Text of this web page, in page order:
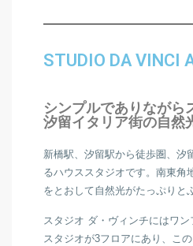
STUDIO DA VINCI
シンプルでありながら
汐留イタリア街の自然
新橋駅、汐留駅から徒歩圏、汐
るハウススタジオです。南東角
をとおして自然光がたっぷりと
スタジオ ダ・ヴィンチにはワ
スタジオが3フロアにあり、こ